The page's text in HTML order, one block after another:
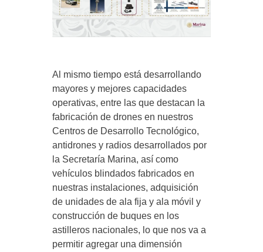
Al mismo tiempo está desarrollando
mayores y mejores capacidades
operativas, entre las que destacan la
fabricación de drones en nuestros
Centros de Desarrollo Tecnológico,
antidrones y radios desarrollados por
la Secretaría Marina, así como
vehículos blindados fabricados en
nuestras instalaciones, adquisición
de unidades de ala fija y ala móvil y
construcción de buques en los
astilleros nacionales, lo que nos va a
permitir agregar una dimensión